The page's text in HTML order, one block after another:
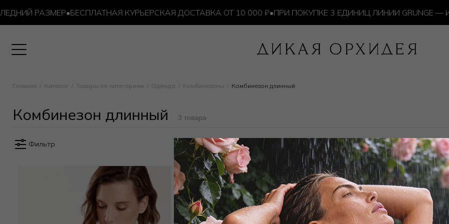
РАЗМЕР•БЕСПЛАТНАЯ КУРЬЕРСКАЯ ДОСТАВКА ОТ 10 000 ₽•ПРИ ПОКУПКЕ 3 ЕДИНИЦ ЛИНИИ GRUNGE —
Главная Каталог Товары по категориям Одежда Комбинезоны Комбинезон длинный
Комбинезон длинный 3 товара
Фильтр
длинный